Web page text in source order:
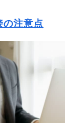
の注意点